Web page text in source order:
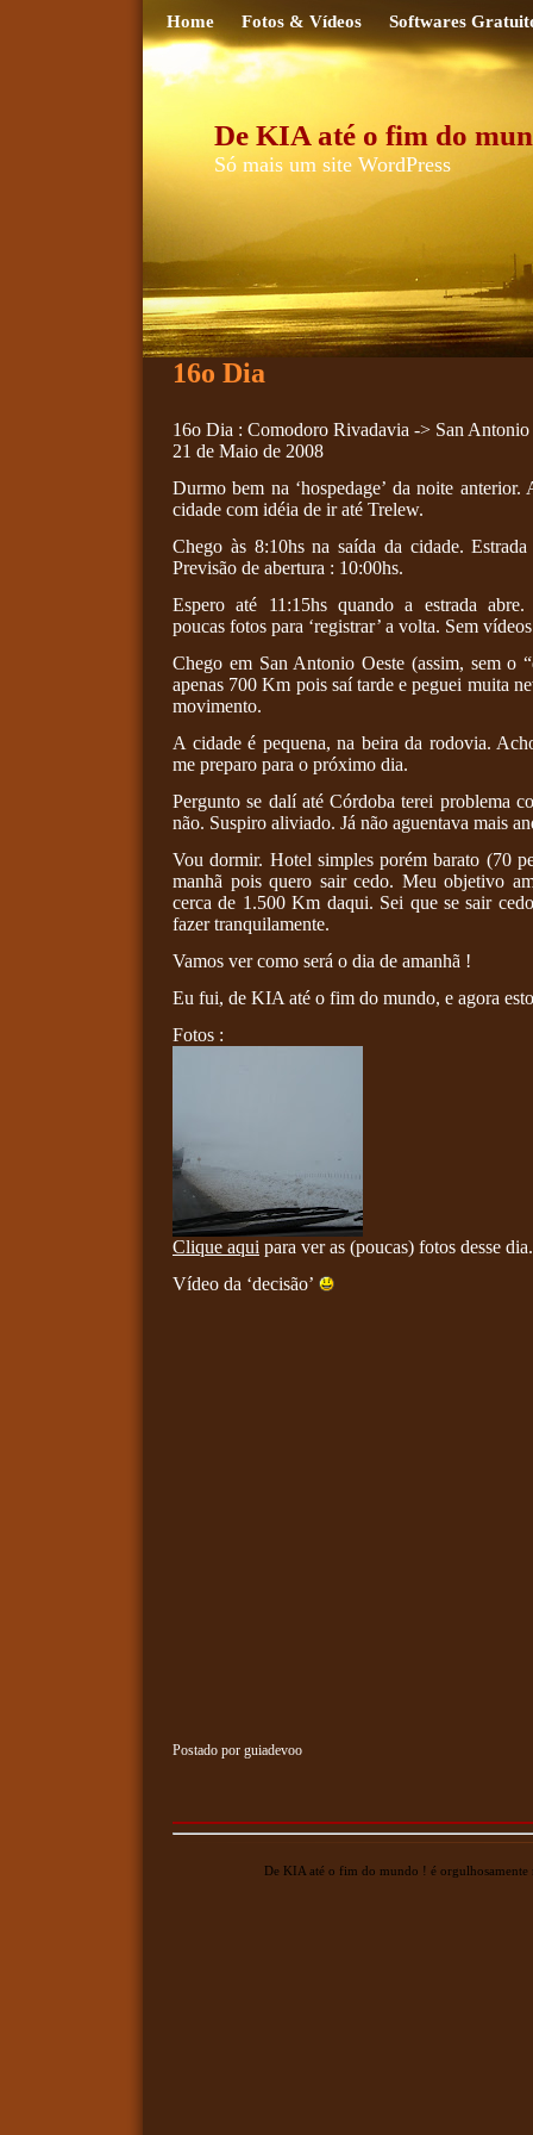
De KIA até o fim do
Só mais um site WordPress
Home Fotos & Vídeos Softwares
16o Dia
16o Dia : Comodoro Rivadavia -> San Antonio
21 de Maio de 2008
Durmo bem na ‘hospedage’ da noite
cidade com idéia de ir até Trelew.
Chego às 8:10hs na saída da cidade.
Previsão de abertura : 10:00hs.
Espero até 11:15hs quando a estrada
poucas fotos para ‘registrar’ a volta. Sem
Chego em San Antonio Oeste (assim, sem o
apenas 700 Km pois saí tarde e peguei muita
movimento.
A cidade é pequena, na beira da rodovia.
me preparo para o próximo dia.
Pergunto se dalí até Córdoba terei problema
não. Suspiro aliviado. Já não aguentava mais
Vou dormir. Hotel simples porém barato (70
manhã pois quero sair cedo. Meu objetivo
cerca de 1.500 Km daqui. Sei que se sair
fazer tranquilamente.
Vamos ver como será o dia de amanhã !
Eu fui, de KIA até o fim do mundo, e agora
Fotos :
Clique aqui para ver as (poucas) fotos desse dia.
Vídeo da ‘decisão’
Postado por guiadevoo
De KIA até o fim do mundo ! é